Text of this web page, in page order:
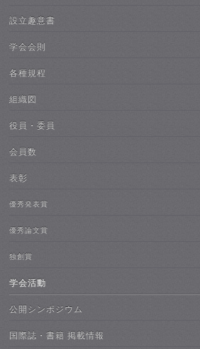
設立趣意書
学会会則
各種規程
組織図
役員・委員
会員数
表彰
優秀発表賞
優秀論文賞
独創賞
学会活動
公開シンポジウム
国際誌・書籍 掲載情報